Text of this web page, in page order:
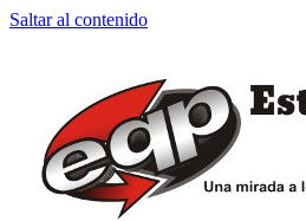
Saltar al contenido